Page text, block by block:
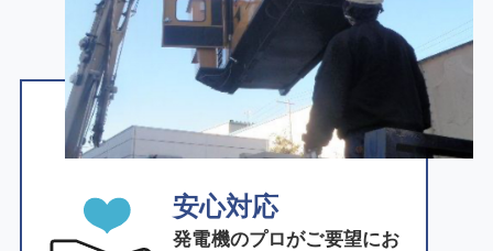
安心対応
発電機のプロがご要望にお